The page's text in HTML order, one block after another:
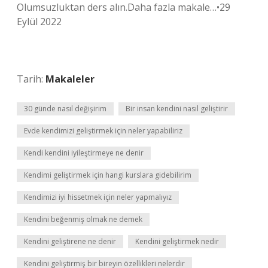
Olumsuzluktan ders alın.Daha fazla makale…•29
Eylül 2022
Tarih: Makaleler
30 günde nasıl değişirim Bir insan kendini nasıl geliştirir
Evde kendimizi geliştirmek için neler yapabiliriz
Kendi kendini iyileştirmeye ne denir
Kendimi geliştirmek için hangi kurslara gidebilirim
Kendimizi iyi hissetmek için neler yapmalıyız
Kendini beğenmiş olmak ne demek
Kendini geliştirene ne denir Kendini geliştirmek nedir
Kendini geliştirmiş bir bireyin özellikleri nelerdir